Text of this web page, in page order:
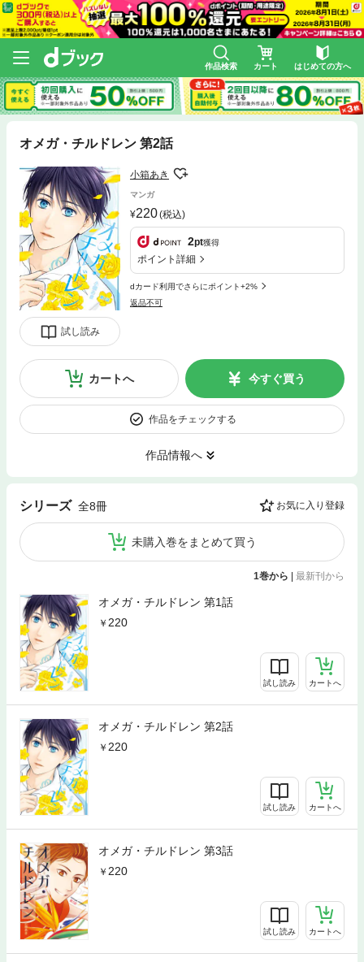
作品検索 カート はじめての方へ
オメガ・チルドレン 第2話
試し読み
小箱あき
マンガ
220(税込)
2pt獲得
ポイント詳細
dカード利用でさらにポイント+2%
返品不可
カートへ 今すぐ買う
作品をチェックする
作品情報へ
シリーズ 全8冊 お気に入り登録
未購入巻をまとめて買う
1巻から | 最新刊から
オメガ・チルドレン 第1話
220
試し読み カートへ
オメガ・チルドレン 第2話
220
試し読み カートへ
オメガ・チルドレン 第3話
220
試し読み カートへ